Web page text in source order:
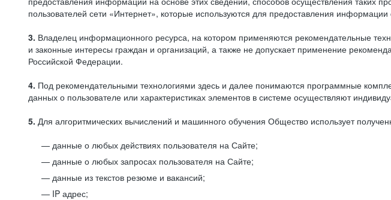
пользователей сети «Интернет», которые используются для предоставления
3. Владелец информационного ресурса, на котором применяются рекомендательные
и законные интересы граждан и организаций, а также не допускает применение
Российской Федерации.
4. Под рекомендательными технологиями здесь и далее понимаются программные
данных о пользователе или характеристиках элементов в системе осуществляют
5. Для алгоритмических вычислений и машинного обучения Общество использует
данные о любых действиях пользователя на Сайте;
данные о любых запросах пользователя на Сайте;
данные из текстов резюме и вакансий;
IP адрес;